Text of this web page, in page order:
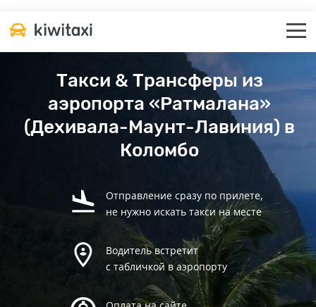
Такси & Трансферы из
аэропорта «Ратмалана»
(Дехивала-Маунт-Лавиния) в
Коломбо
Отправление сразу по прилете,
не нужно искать такси на месте
Водитель встретит
с табличкой в аэропорту